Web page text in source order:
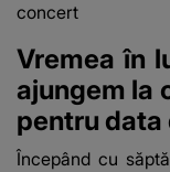
concert
Vremea în
ajungem la
pentru data
Începând cu